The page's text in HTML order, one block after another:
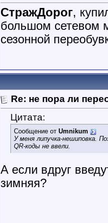
СтражДорог,
большом сетевом
сезонной
Re: не пора ли
Цитата:
Сообщение от Umnikum
У меня липучка-нешиповка.
QR-коды не ввели.
А если вдруг
зимняя?